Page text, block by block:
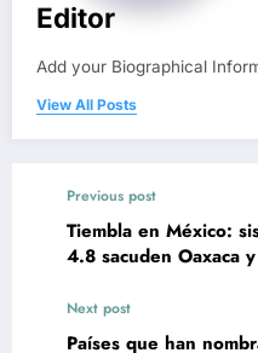
Editor
Add your Biographical
View All Posts
Previous post
Tiembla en México:
4.8 sacuden Oaxaca
Next post
Países que han